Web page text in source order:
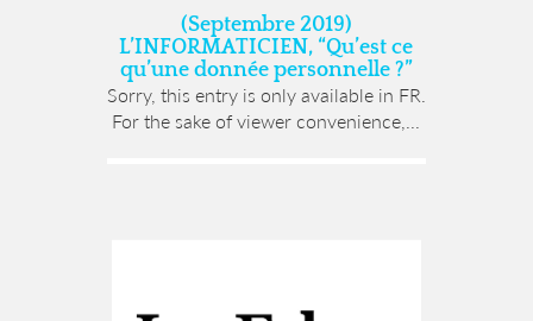
(Septembre 2019)
L’INFORMATICIEN, “Qu’est ce
qu’une donnée personnelle ?”
Sorry, this entry is only available in FR.
For the sake of viewer convenience,...